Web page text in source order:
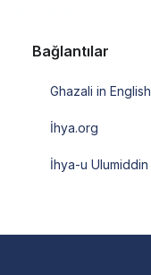
Bağlantılar
Ghazali in English
İhya.org
İhya-u Ulumiddin